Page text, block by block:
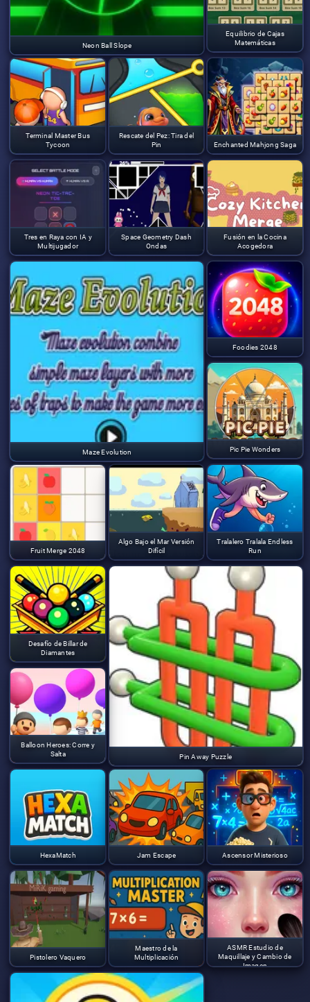
Neon Ball Slope
Equilibrio de Cajas
Matemáticas
Terminal Master Bus
Tycoon
Rescate del Pez: Tira del
Pin
Enchanted Mahjong Saga
Tres en Raya con IA y
Multijugador
Space Geometry Dash
Ondas
Maze Evolution
Fusión en la Cocina
Acogedora
Foodies 2048
Pic Pie Wonders
Fruit Merge 2048
Algo Bajo el Mar Versión
Difícil
Tralalero Tralala Endless
Run
Desafío de Billar de
Diamantes
Pin Away Puzzle
Balloon Heroes: Corre y
Salta
HexaMatch Jam Escape Ascensor Misterioso
Pistolero Vaquero
Maestro de la
Multiplicación
ASMR Estudio de
Maquillaje y Cambio de
Imagen